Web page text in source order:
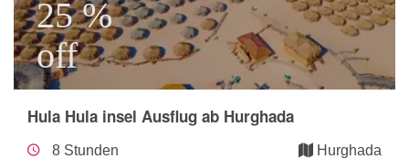
25 %
off
Hula Hula insel Ausflug ab Hurghada
8 Stunden Hurghada